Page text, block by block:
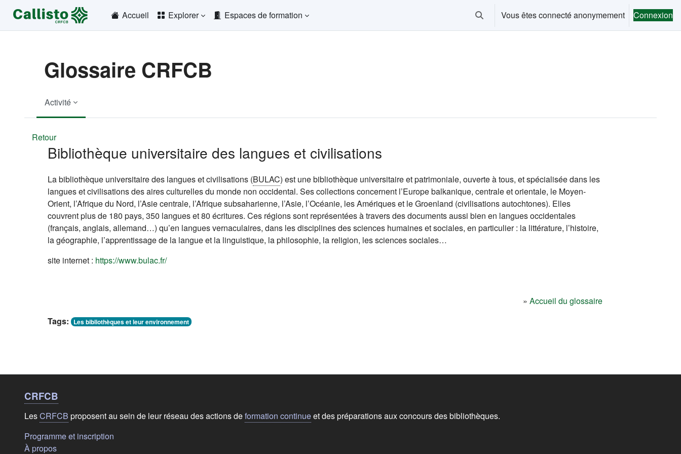
Passer au contenu principal
Accueil
Explorer Espaces de formation Activer/désactiver la saisie de recherche
Vous êtes connecté anonymement Connexion
Glossaire CRFCB
Activité
Retour
Bibliothèque universitaire des langues et civilisations
La bibliothèque universitaire des langues et civilisations (BULAC) est une bibliothèque universitaire et patrimoniale, ouverte à tous, et spécialisée dans les
langues et civilisations des aires culturelles du monde non occidental. Ses collections concernent l’Europe balkanique, centrale et orientale, le Moyen-
Orient, l’Afrique du Nord, l’Asie centrale, l’Afrique subsaharienne, l’Asie, l’Océanie, les Amériques et le Groenland (civilisations autochtones). Elles
couvrent plus de 180 pays, 350 langues et 80 écritures. Ces régions sont représentées à travers des documents aussi bien en langues occidentales
(français, anglais, allemand…) qu’en langues vernaculaires, dans les disciplines des sciences humaines et sociales, en particulier : la littérature, l’histoire,
la géographie, l’apprentissage de la langue et la linguistique, la philosophie, la religion, les sciences sociales…
site internet : https://www.bulac.fr/(s'ouvre dans un nouvel onglet)
» Accueil du glossaire
Tags:
Les bibliothèques et leur environnement
Liens de bas de
CRFCB
LesCRFCB proposent au sein de leur réseau des actions deformation continueet des préparations aux concours des bibliothèques.
Programme et inscription
À propos(s'ouvre dans un nouvel onglet)